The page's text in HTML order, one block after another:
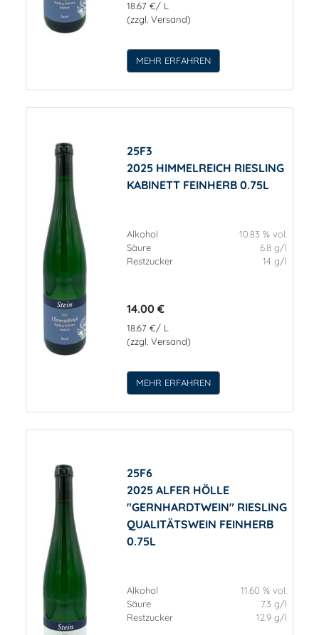
18.67 €/ L
(zzgl. Versand)
MEHR ERFAHREN
25F3
2025 HIMMELREICH RIESLING
KABINETT FEINHERB 0.75L
Alkohol
10.83 % vol.
Säure
6.8 g/l
Restzucker
14 g/l
14.00 €
18.67 €/ L
(zzgl. Versand)
MEHR ERFAHREN
25F6
2025 ALFER HÖLLE
"GERNHARDTWEIN" RIESLING
QUALITÄTSWEIN FEINHERB
0.75L
Alkohol
11.60 % vol.
Säure
7.3 g/l
Restzucker
12.9 g/l